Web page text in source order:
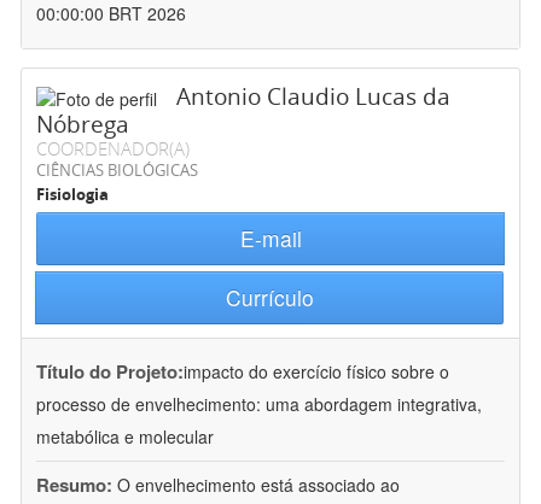
00:00:00 BRT 2026
Antonio Claudio Lucas da
Nóbrega
COORDENADOR(A)
CIÊNCIAS BIOLÓGICAS
Fisiologia
E-mail
Currículo
Título do Projeto:impacto do exercício físico sobre o
processo de envelhecimento: uma abordagem integrativa,
metabólica e molecular
Resumo: O envelhecimento está associado ao